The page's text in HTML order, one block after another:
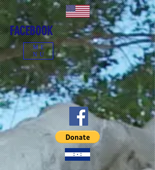
FACEBOOK
ME
NU